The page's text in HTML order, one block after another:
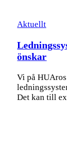
Aktuellt
önskar
Vi på
Det kan till